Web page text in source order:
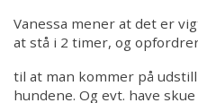
Vanessa mener at det er
at stå i 2 timer, og
til at man kommer på
hundene. Og evt. have skue